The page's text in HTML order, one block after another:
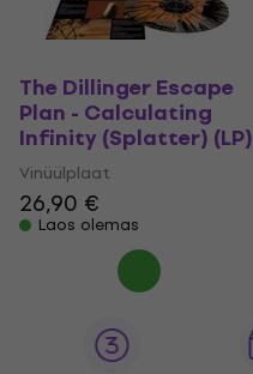
The Dillinger Escape
Plan - Calculating
Infinity (Splatter) (LP)
Vinüülplaat
26,90 €
Laos olemas